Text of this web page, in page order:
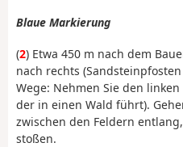
Blaue Markierung
(2) Etwa 450 m nach dem
nach rechts
Wege: Nehmen Sie den
der in einen Wald führt).
zwischen den Feldern
stoßen.